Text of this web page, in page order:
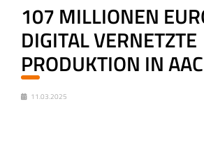
107 MILLIONEN
DIGITAL VERNETZTE
PRODUKTION IN
11.03.2025